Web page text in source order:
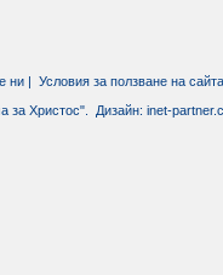
ни | Условия за ползване на сайта
за Христос". Дизайн: inet-